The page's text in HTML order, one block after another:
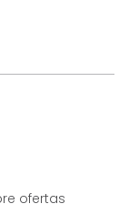
ofertas